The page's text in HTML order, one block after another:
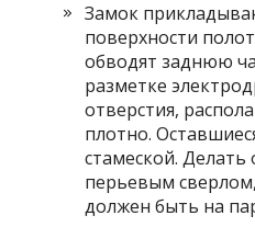
Замок
поверхности
обводят заднюю
разметке
отверстия,
плотно.
стамеской. Делать
перьевым
должен быть на